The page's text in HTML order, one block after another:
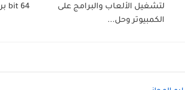
لتشغيل الألعاب والبرامج على
الكمبيوتر وحل...
64 bit برنامج Winrar...